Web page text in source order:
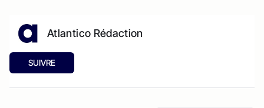
Atlantico Rédaction
SUIVRE